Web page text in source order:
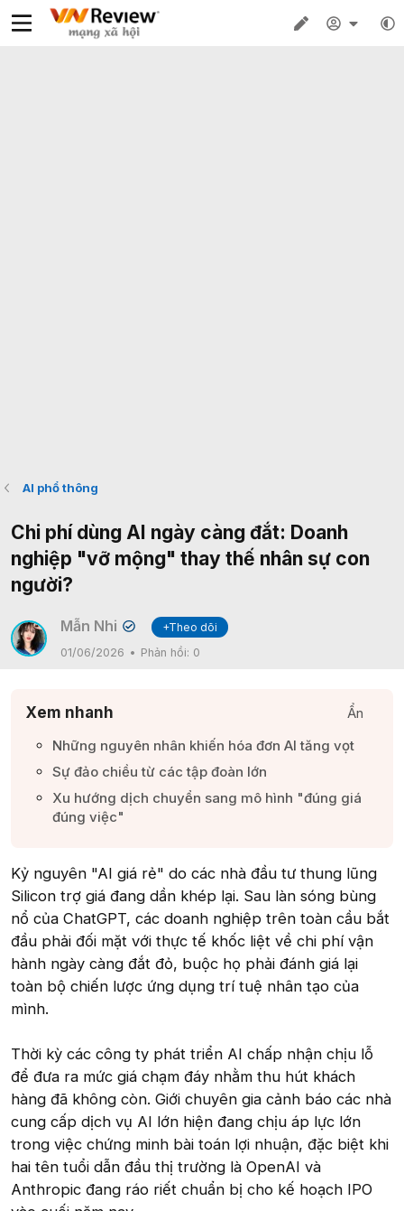
AI phổ thông
Chi phí dùng AI ngày càng đắt: Doanh
nghiệp "vỡ mộng" thay thế nhân sự con
người?
Mẫn Nhi ✔
+Theo dõi
01/06/2026
Phản hồi: 0
Xem nhanh
Ẩn
Những nguyên nhân khiến hóa đơn AI tăng vọt​
Sự đảo chiều từ các tập đoàn lớn​
Xu hướng dịch chuyển sang mô hình "đúng giá
đúng việc"​
Kỷ nguyên "AI giá rẻ" do các nhà đầu tư thung lũng
Silicon trợ giá đang dần khép lại. Sau làn sóng bùng
nổ của ChatGPT, các doanh nghiệp trên toàn cầu bắt
đầu phải đối mặt với thực tế khốc liệt về chi phí vận
hành ngày càng đắt đỏ, buộc họ phải đánh giá lại
toàn bộ chiến lược ứng dụng trí tuệ nhân tạo của
mình.
Thời kỳ các công ty phát triển AI chấp nhận chịu lỗ
để đưa ra mức giá chạm đáy nhằm thu hút khách
hàng đã không còn. Giới chuyên gia cảnh báo các nhà
cung cấp dịch vụ AI lớn hiện đang chịu áp lực lớn
trong việc chứng minh bài toán lợi nhuận, đặc biệt khi
hai tên tuổi dẫn đầu thị trường là OpenAI và
Anthropic đang ráo riết chuẩn bị cho kế hoạch IPO